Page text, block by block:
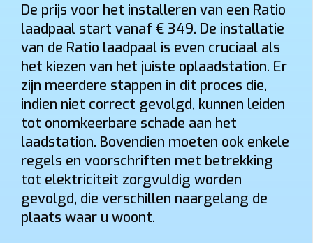
De prijs voor het installeren van een Ratio
laadpaal start vanaf € 349. De installatie
van de Ratio laadpaal is even cruciaal als
het kiezen van het juiste oplaadstation. Er
zijn meerdere stappen in dit proces die,
indien niet correct gevolgd, kunnen leiden
tot onomkeerbare schade aan het
laadstation. Bovendien moeten ook enkele
regels en voorschriften met betrekking
tot elektriciteit zorgvuldig worden
gevolgd, die verschillen naargelang de
plaats waar u woont.